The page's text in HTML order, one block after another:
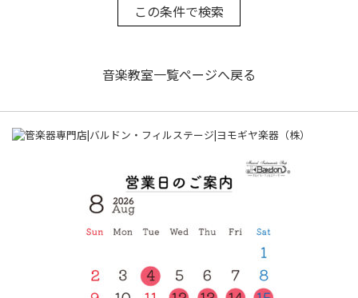
音楽教室一覧ページへ戻る